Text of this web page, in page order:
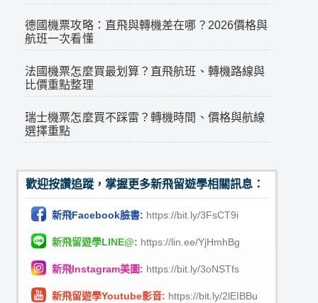
德國機票攻略：直飛與轉機差在哪？2026價格與
航班一次看懂
法國機票怎麼買最划算？直飛航班、轉機路線與
比價重點整理
瑞士機票怎麼買不踩雷？轉機時間、價格與航線
選擇重點
歡迎按讚追蹤，掌握更多新飛留遊學相關訊息：
新飛Facebook臉書: https://bit.ly/3FsCT9i
新飛留遊學LINE@: https://lin.ee/YjHmhBg
新飛Instagram美圖: https://bit.ly/3oNSTfs
新飛留遊學Youtube影音: https://bit.ly/2lEIBBu